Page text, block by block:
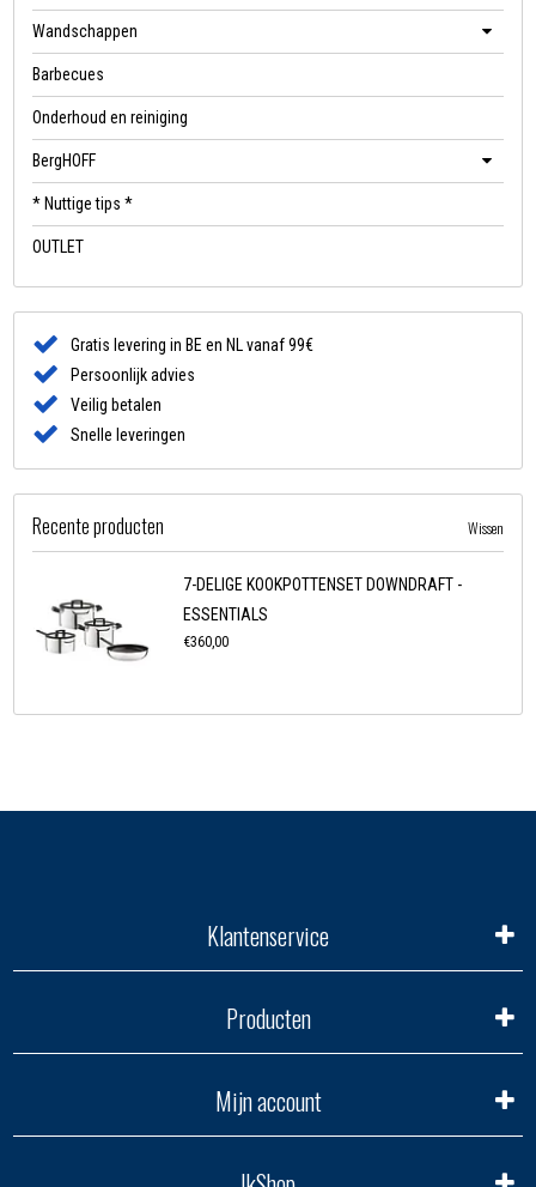
Wandschappen
Barbecues
Onderhoud en reiniging
BergHOFF
* Nuttige tips *
OUTLET
Gratis levering in BE en NL vanaf 99€
Persoonlijk advies
Veilig betalen
Snelle leveringen
Recente producten Wissen
7-DELIGE KOOKPOTTENSET DOWNDRAFT -
ESSENTIALS
€360,00
Klantenservice
Producten
Mijn account